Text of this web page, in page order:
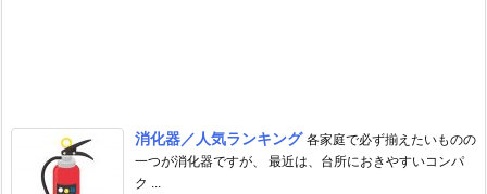
消化器／人気ランキング 各家庭で必ず揃えたいものの
一つが消化器ですが、 最近は、台所におきやすいコンパ
ク ...